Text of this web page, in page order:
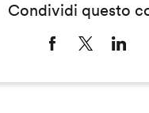
Condividi questo